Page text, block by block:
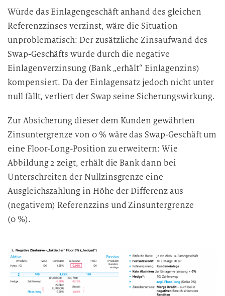
Würde das Einlagengeschäft anhand des gleichen
Referenzzinses verzinst, wäre die Situation
unproblematisch: Der zusätzliche Zinsaufwand des
Swap-Geschäfts würde durch die negative
Einlagenverzinsung (Bank „erhält“ Einlagenzins)
kompensiert. Da der Einlagensatz jedoch nicht unter
null fällt, verliert der Swap seine Sicherungswirkung.
Zur Absicherung dieser dem Kunden gewährten
Zinsuntergrenze von 0 % wäre das Swap-Geschäft um
eine Floor-Long-Position zu erweitern: Wie
Abbildung 2 zeigt, erhält die Bank dann bei
Unterschreiten der Nullzinsgrenze eine
Ausgleichszahlung in Höhe der Differenz aus
(negativem) Referenzzins und Zinsuntergrenze
(0 %).